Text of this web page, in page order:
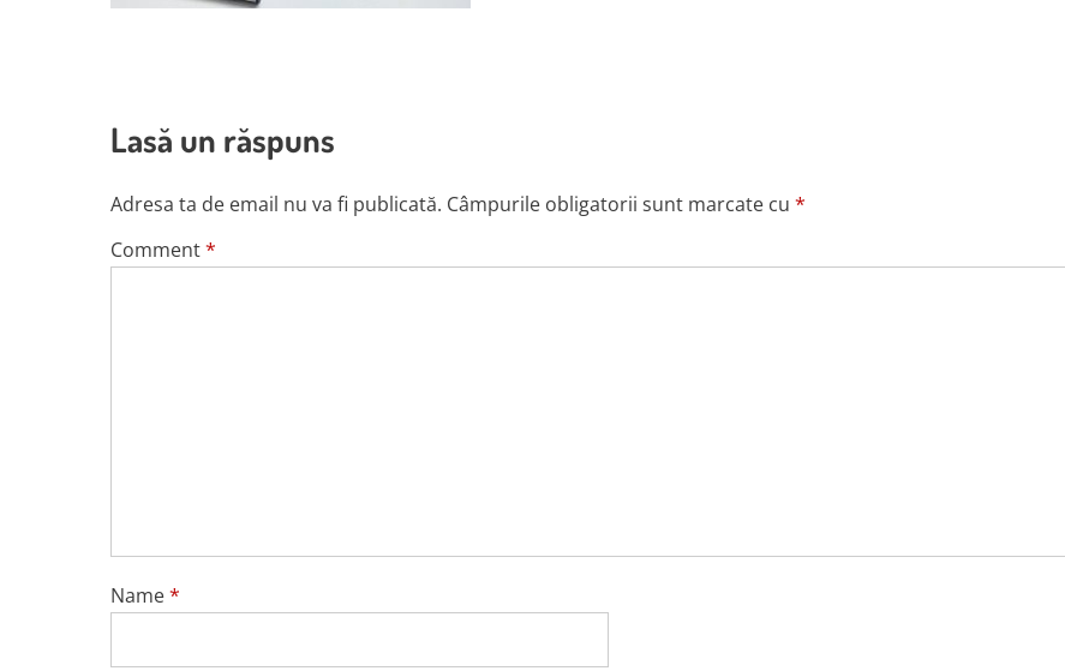
Lasă un răspuns
Adresa ta de email nu va fi publicată. Câmpurile obligatorii sunt marcate cu *
Comment*
Name*